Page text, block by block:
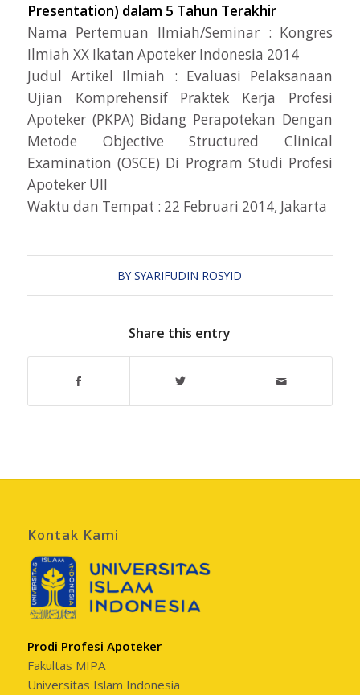
Presentation) dalam 5 Tahun Terakhir
Nama Pertemuan Ilmiah/Seminar : Kongres
Ilmiah XX Ikatan Apoteker Indonesia 2014
Judul Artikel Ilmiah : Evaluasi Pelaksanaan
Ujian Komprehensif Praktek Kerja Profesi
Apoteker (PKPA) Bidang Perapotekan Dengan
Metode Objective Structured Clinical
Examination (OSCE) Di Program Studi Profesi
Apoteker UII
Waktu dan Tempat : 22 Februari 2014, Jakarta
BYSYARIFUDIN ROSYID
Share this entry
Kontak Kami
Prodi Profesi Apoteker
Fakultas MIPA
Universitas Islam Indonesia